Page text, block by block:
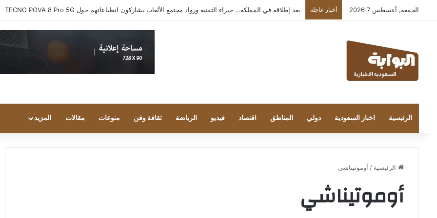
الجمعة, أغسطس 7 2026 أخبار عاجلة بعد إطلاقه في المملكة… خبراء التقنية ورواد مجتمع الألعاب يشاركون انطباعاتهم حول TECNO POVA 8 Pro 5G
الرئيسية اخبار السعودية دولي المناطق اقتصاد فيديو الرياضة ثقافة وفن منوعات مقالات المزيد
الرئيسية / أوموتيناشي
أوموتيناشي